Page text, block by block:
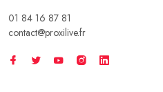
01 84 16 87 81
contact@proxilive.fr